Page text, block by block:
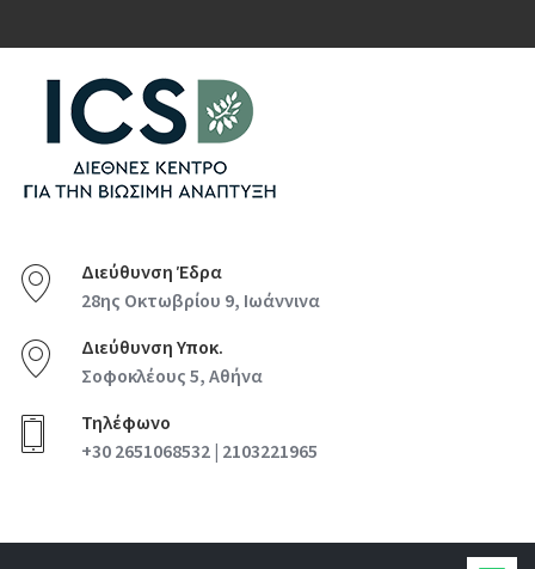
Διεύθυνση Έδρα
28ης Οκτωβρίου 9, Ιωάννινα
Διεύθυνση Υποκ.
Σοφοκλέους 5, Αθήνα
Τηλέφωνο
+30 2651068532 | 2103221965